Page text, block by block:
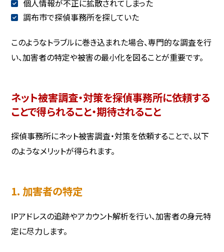
個人情報が不正に拡散されてしまった
調布市で探偵事務所を探していた
このようなトラブルに巻き込まれた場合、専門的な調査を行
い、加害者の特定や被害の最小化を図ることが重要です。
ネット被害調査・対策を探偵事務所に依頼する
ことで得られること・期待されること
探偵事務所にネット被害調査・対策を依頼することで、以下
のようなメリットが得られます。
1. 加害者の特定
IPアドレスの追跡やアカウント解析を行い、加害者の身元特
定に尽力します。